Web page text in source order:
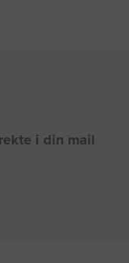
i din mail